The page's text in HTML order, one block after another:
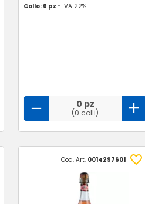
Collo: 6 pz - IVA 22%
0 pz
(0 colli)
Cod. Art. 0014297601